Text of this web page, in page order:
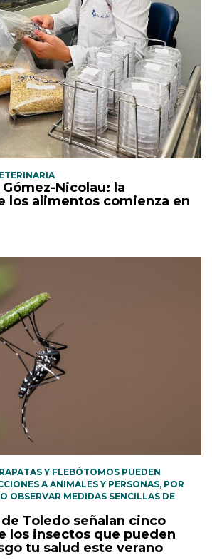
Nicolau: la
los alimentos comienza en
Y FLEBÓTOMOS PUEDEN
A ANIMALES Y PERSONAS, POR
OBSERVAR MEDIDAS SENCILLAS DE
Toledo señalan cinco
los insectos que pueden
tu salud este verano